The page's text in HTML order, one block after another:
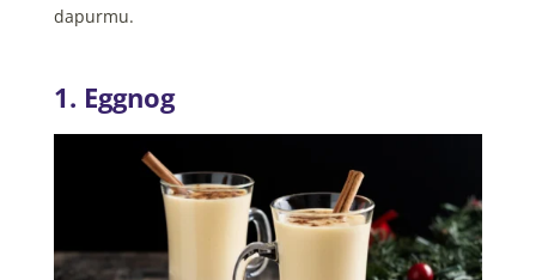
dapurmu.
1. Eggnog